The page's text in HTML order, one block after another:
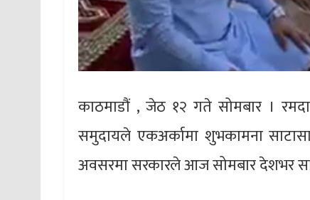
काठमाडौं , जेठ १२ गते सोमबार ।
समुदायले एकअर्कामा शुभकामना
अवसरमा सरकारले आज सोमबार देशभर